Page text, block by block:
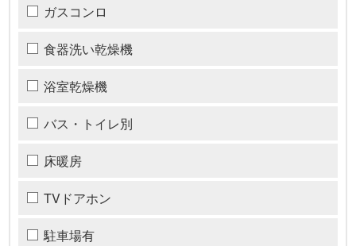
ガスコンロ
食器洗い乾燥機
浴室乾燥機
バス・トイレ別
床暖房
TVドアホン
駐車場有